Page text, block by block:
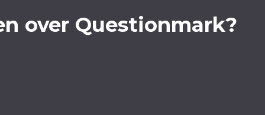
over Questionmark?